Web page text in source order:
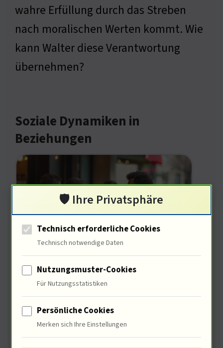
wahre Erfüllung durch das Streben
nach moralischen Werten kommt. Wie
kann Walter diese Verantwortung
übernehmen?
Soziale Dynamiken in
Beziehungen
Walter ist Teil eines sozialen Gefüges,
das seine Entscheidungen beeinflusst.
48% der Menschen spüren den Druck,
gesellschaftlichen Normen zu
entsprechen. Der Film illustriert, wie
🛡️ Ihre Privatsphäre
Technisch erforderliche Cookies
Technisch notwendige Daten
Nutzungsmuster-Cookies
Für Nutzungsstatistiken
Persönliche Cookies
Merken sich Ihre Einstellungen